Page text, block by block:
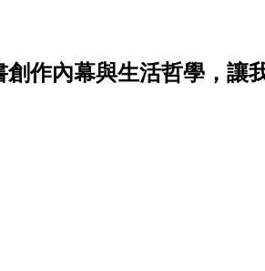
作內幕與生活哲學，讓